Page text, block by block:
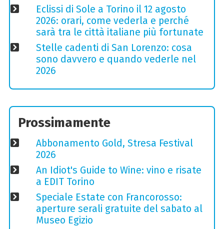
Eclissi di Sole a Torino il 12 agosto
2026: orari, come vederla e perché
sarà tra le città italiane più fortunate
Stelle cadenti di San Lorenzo: cosa
sono davvero e quando vederle nel
2026
Prossimamente
Abbonamento Gold, Stresa Festival
2026
An Idiot's Guide to Wine: vino e risate
a EDIT Torino
Speciale Estate con Francorosso:
aperture serali gratuite del sabato al
Museo Egizio